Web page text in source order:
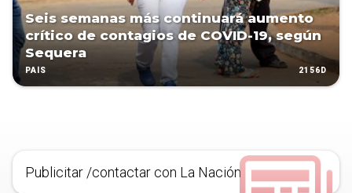
Seis semanas más continuará aumento
crítico de contagios de COVID-19, según
Sequera
PAÍS 2156D
Publicitar /contactar con La Nación